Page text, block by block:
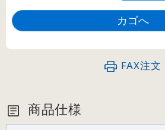
FAX注文
商品仕様